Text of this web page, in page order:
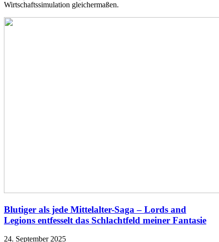
Wirtschaftssimulation gleichermaßen.
Blutiger als jede Mittelalter-Saga – Lords and
Legions entfesselt das Schlachtfeld meiner Fantasie
24. September 2025